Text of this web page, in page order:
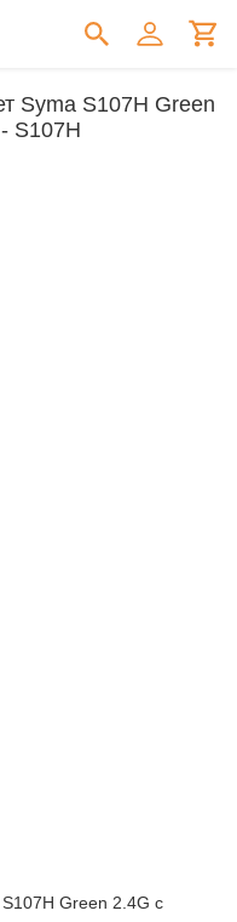
Syma S107H Green
S107H
Green 2.4G с